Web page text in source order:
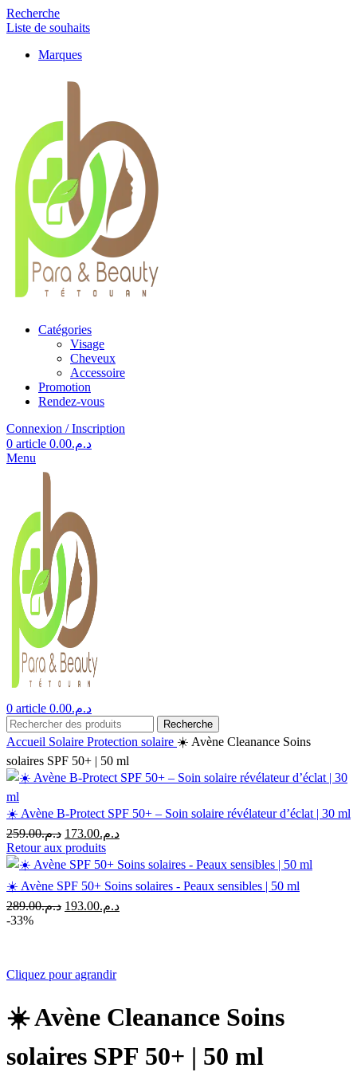
Recherche
Liste de souhaits
Marques
Catégories
Visage
Cheveux
Accessoire
Promotion
Rendez-vous
Connexion / Inscription
0 article د.م.0.00
Menu
0 article د.م.0.00
Recherche
Accueil Solaire Protection solaire ☀️ Avène Cleanance Soins
solaires SPF 50+ | 50 ml
☀️ Avène B-Protect SPF 50+ – Soin solaire révélateur d’éclat | 30 ml
د.م.259.00
Le
prix
initial
était :
د.م.259.00.
د.م.173.00
Le
actuel
est :
د.م.173.00.
Retour aux produits
☀️ Avène SPF 50+ Soins solaires - Peaux sensibles | 50 ml
د.م.289.00
Le
د.م.193.00
Le
-33%
Cliquez pour agrandir
☀️ Avène Cleanance Soins
solaires SPF 50+ | 50 ml